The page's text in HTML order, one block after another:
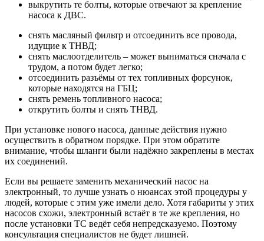
выкрутить те болты, которые отвечают за крепление
насоса к ДВС.
снять масляный фильтр и отсоединить все провода,
идущие к ТНВД;
снять маслоотделитель – может выниматься сначала с
трудом, а потом будет легко;
отсоединить разъёмы от тех топливных форсунок,
которые находятся на ГБЦ;
снять ремень топливного насоса;
открутить болты и снять ТНВД.
При установке нового насоса, данные действия нужно
осуществить в обратном порядке. При этом обратите
внимание, чтобы шланги были надёжно закреплены в местах
их соединений.
Если вы решаете заменить механический насос на
электронный, то лучше узнать о нюансах этой процедуры у
людей, которые с этим уже имели дело. Хотя габариты у этих
насосов схожи, электронный встаёт в те же крепления, но
после установки ТС ведёт себя непредсказуемо. Поэтому
консультация специалистов не будет лишней.